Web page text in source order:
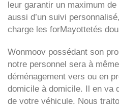
leur garantir un maximum
aussi d’un suivi
charge les forMayottetés
Wonmoov possédant son
notre personnel sera à
déménagement vers ou en
domicile à domicile. Il en va
de votre véhicule. Nous